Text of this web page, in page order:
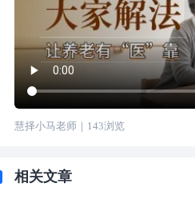
慧择小马老师｜ 143浏览
相关文章